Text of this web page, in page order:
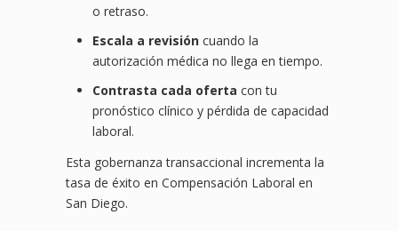
o retraso.
Escala a revisión cuando la
autorización médica no llega en tiempo.
Contrasta cada oferta con tu
pronóstico clínico y pérdida de capacidad
laboral.
Esta gobernanza transaccional incrementa la
tasa de éxito en Compensación Laboral en
San Diego.